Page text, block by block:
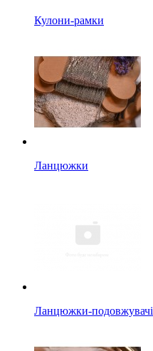
Кулони-рамки
Ланцюжки
Ланцюжки-подовжувачі